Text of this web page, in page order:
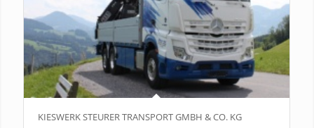
KIESWERK STEURER TRANSPORT GMBH & CO. KG